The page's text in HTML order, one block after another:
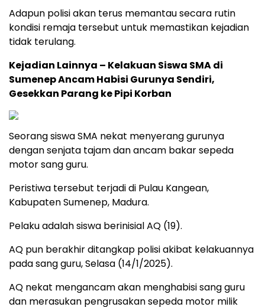
Adapun polisi akan terus memantau secara rutin
kondisi remaja tersebut untuk memastikan kejadian
tidak terulang.
Kejadian Lainnya – Kelakuan Siswa SMA di
Sumenep Ancam Habisi Gurunya Sendiri,
Gesekkan Parang ke Pipi Korban
Seorang siswa SMA nekat menyerang gurunya
dengan senjata tajam dan ancam bakar sepeda
motor sang guru.
Peristiwa tersebut terjadi di Pulau Kangean,
Kabupaten Sumenep, Madura.
Pelaku adalah siswa berinisial AQ (19).
AQ pun berakhir ditangkap polisi akibat kelakuannya
pada sang guru, Selasa (14/1/2025).
AQ nekat mengancam akan menghabisi sang guru
dan merasukan pengrusakan sepeda motor milik